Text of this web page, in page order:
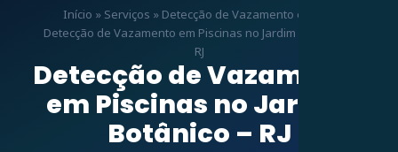
Início » Serviços » Detecção de Vazamento em RJ
Detecção de Vazamento em Piscinas no Jardim Botânico –
RJ
Detecção de Vazamento
em Piscinas no Jardim
Botânico – RJ